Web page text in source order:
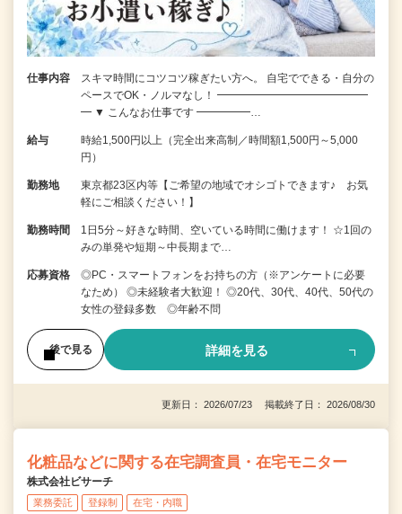
仕事内容
スキマ時間にコツコツ稼ぎたい方へ。 自宅でできる・自分の
ペースでOK・ノルマなし！ ━━━━━━━━━━━━━━
━ ▼ こんなお仕事です ━━━━━…
給与
時給1,500円以上（完全出来高制／時間額1,500円～5,000
円）
勤務地
東京都23区内等【ご希望の地域でオシゴトできます♪ お気
軽にご相談ください！】
勤務時間
1日5分～好きな時間、空いている時間に働けます！ ☆1回の
みの単発や短期～中長期まで…
応募資格
◎PC・スマートフォンをお持ちの方（※アンケートに必要
なため） ◎未経験者大歓迎！ ◎20代、30代、40代、50代の
女性の登録多数 ◎年齢不問
後で見る 詳細を見る
更新日： 2026/07/23 掲載終了日： 2026/08/30
化粧品などに関する在宅調査員・在宅モニター
株式会社ビサーチ
業務委託 登録制 在宅・内職